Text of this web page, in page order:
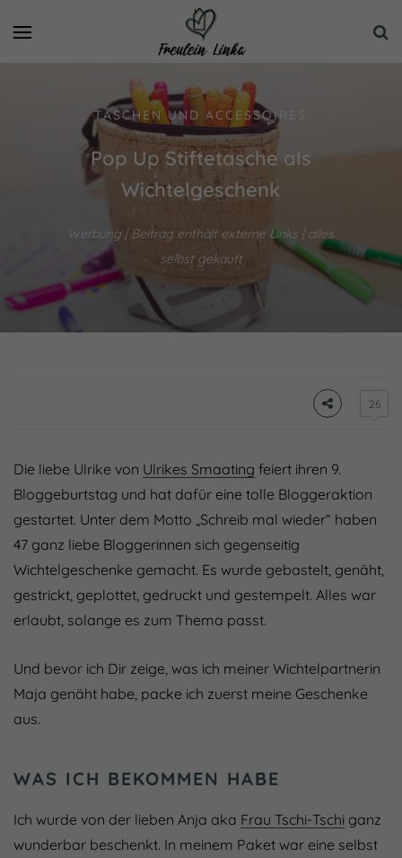
TASCHEN UND ACCESSOIRES
Pop Up Stiftetasche als
Wichtelgeschenk
Werbung | Beitrag enthält externe Links | alles
selbst gekauft
26
Die liebe Ulrike von Ulrikes Smaating feiert ihren 9.
Bloggeburtstag und hat dafür eine tolle Bloggeraktion
gestartet. Unter dem Motto „Schreib mal wieder“ haben
47 ganz liebe Bloggerinnen sich gegenseitig
Wichtelgeschenke gemacht. Es wurde gebastelt, genäht,
gestrickt, geplottet, gedruckt und gestempelt. Alles war
erlaubt, solange es zum Thema passt.
Und bevor ich Dir zeige, was ich meiner Wichtelpartnerin
Maja genäht habe, packe ich zuerst meine Geschenke
aus.
WAS ICH BEKOMMEN HABE
Ich wurde von der lieben Anja aka Frau Tschi-Tschi ganz
wunderbar beschenkt. In meinem Paket war eine selbst